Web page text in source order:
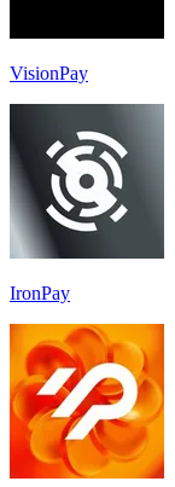
VisionPay
IronPay